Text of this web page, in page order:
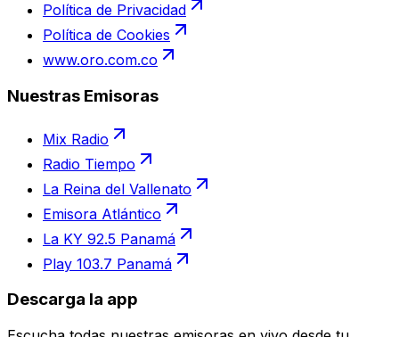
Política de Privacidad
Política de Cookies
www.oro.com.co
Nuestras Emisoras
Mix Radio
Radio Tiempo
La Reina del Vallenato
Emisora Atlántico
La KY 92.5 Panamá
Play 103.7 Panamá
Descarga la app